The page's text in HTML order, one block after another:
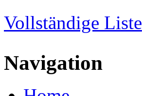
Vollständige Liste
Navigation